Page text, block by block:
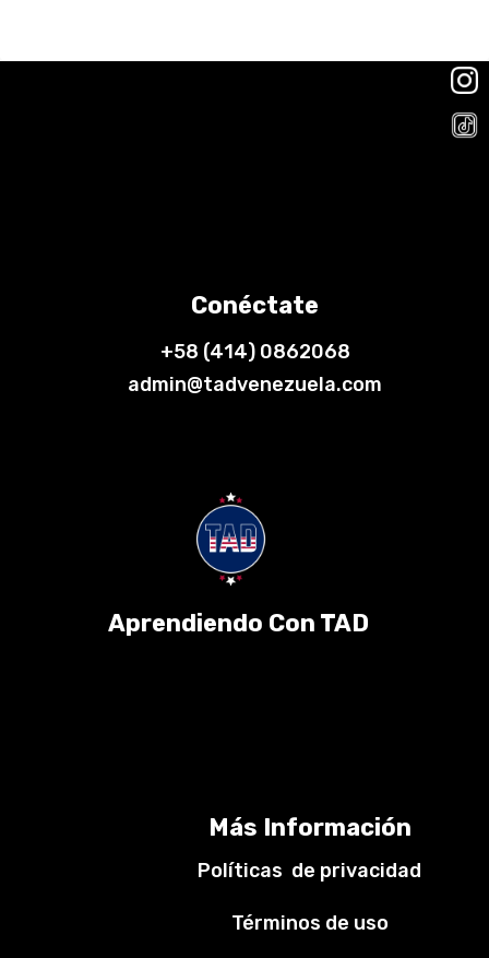
Conéctate
+58 (414) 0862068
admin@tadvenezuela.com
Aprendiendo Con TAD
Más Información
Políticas de privacidad
Términos de uso